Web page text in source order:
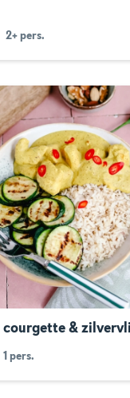
2+ pers.
courgette &
1 pers.